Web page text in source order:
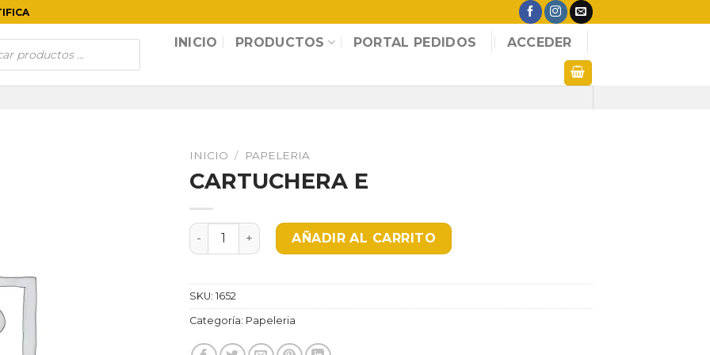
INICIO PRODUCTOS PORTAL PEDIDOS ACCEDER
INICIO / PAPELERIA
CARTUCHERA E
CARTUCHERA E cantidadAÑADIR AL CARRITO
SKU: 1652
Categoría: Papeleria